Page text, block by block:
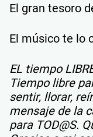
El gran tesoro
El músico te lo
EL tiempo
Tiempo libre
sentir, llorar,
mensaje de la
para TOD@S.